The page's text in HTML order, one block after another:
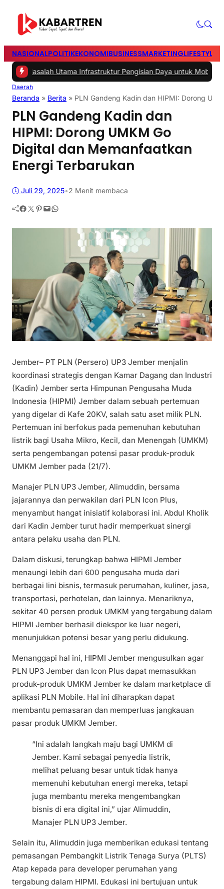
NASIONALPOLITIKEKONOMIBUSINESSMARKETINGLIFESTYLE
Masalah Utama Infrastruktur Pengisian Daya untuk Mobil Listrik
Daerah
Beranda » Berita » PLN Gandeng Kadin dan HIPMI: Dorong
PLN Gandeng Kadin dan
HIPMI: Dorong UMKM Go
Digital dan Memanfaatkan
Energi Terbarukan
Juli 29, 2025•2 Menit membaca
Facebook Twitter Pinterest Mail WhatsApp
Jember– PT PLN (Persero) UP3 Jember menjalin
koordinasi strategis dengan Kamar Dagang dan Industri
(Kadin) Jember serta Himpunan Pengusaha Muda
Indonesia (HIPMI) Jember dalam sebuah pertemuan
yang digelar di Kafe 20KV, salah satu aset milik PLN.
Pertemuan ini berfokus pada pemenuhan kebutuhan
listrik bagi Usaha Mikro, Kecil, dan Menengah (UMKM)
serta pengembangan potensi pasar produk-produk
UMKM Jember pada (21/7).
Manajer PLN UP3 Jember, Alimuddin, bersama
jajarannya dan perwakilan dari PLN Icon Plus,
menyambut hangat inisiatif kolaborasi ini. Abdul Kholik
dari Kadin Jember turut hadir memperkuat sinergi
antara pelaku usaha dan PLN.
Dalam diskusi, terungkap bahwa HIPMI Jember
menaungi lebih dari 600 pengusaha muda dari
berbagai lini bisnis, termasuk perumahan, kuliner, jasa,
transportasi, perhotelan, dan lainnya. Menariknya,
sekitar 40 persen produk UMKM yang tergabung dalam
HIPMI Jember berhasil diekspor ke luar negeri,
menunjukkan potensi besar yang perlu didukung.
Menanggapi hal ini, HIPMI Jember mengusulkan agar
PLN UP3 Jember dan Icon Plus dapat memasukkan
produk-produk UMKM Jember ke dalam marketplace di
aplikasi PLN Mobile. Hal ini diharapkan dapat
membantu pemasaran dan memperluas jangkauan
pasar produk UMKM Jember.
“Ini adalah langkah maju bagi UMKM di
Jember. Kami sebagai penyedia listrik,
melihat peluang besar untuk tidak hanya
memenuhi kebutuhan energi mereka, tetapi
juga membantu mereka mengembangkan
bisnis di era digital ini,” ujar Alimuddin,
Manajer PLN UP3 Jember.
Selain itu, Alimuddin juga memberikan edukasi tentang
pemasangan Pembangkit Listrik Tenaga Surya (PLTS)
Atap kepada para developer perumahan yang
tergabung dalam HIPMI. Edukasi ini bertujuan untuk